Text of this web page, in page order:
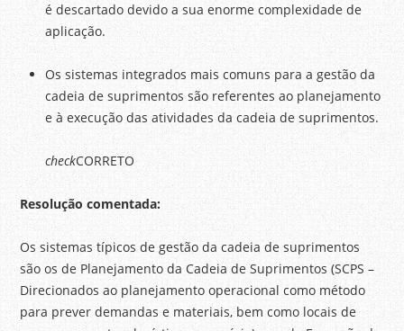
é descartado devido a sua enorme complexidade de
aplicação.
Os sistemas integrados mais comuns para a gestão da
cadeia de suprimentos são referentes ao planejamento
e à execução das atividades da cadeia de suprimentos.
checkCORRETO
Resolução comentada:
Os sistemas típicos de gestão da cadeia de suprimentos
são os de Planejamento da Cadeia de Suprimentos (SCPS –
Direcionados ao planejamento operacional como método
para prever demandas e materiais, bem como locais de